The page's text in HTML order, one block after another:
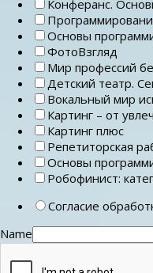
Конферанс.
Основы
ФотоВзгляд
Мир профессий
Детский театр.
Вокальный мир
Картинг – от
Картинг плюс
Репетиторская
Основы
Робофинист:
Согласие
Name